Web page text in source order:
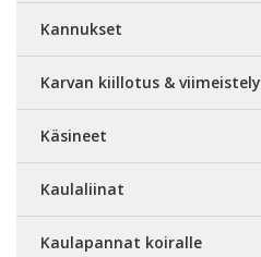
Kannukset
Karvan kiillotus & viimeistely
Käsineet
Kaulaliinat
Kaulapannat koiralle